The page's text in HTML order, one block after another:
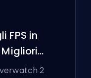
FPS in
2